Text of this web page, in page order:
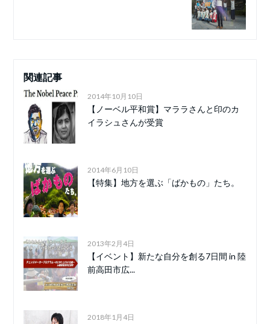
関連記事
2014年10月10日
【ノーベル平和賞】マララさんと印のカ
イラシュさんが受賞
2014年6月10日
【特集】地方を選ぶ「ばかもの」たち。
2013年2月4日
【イベント】新たな自分を創る7日間 in 陸
前高田市広...
2018年1月4日